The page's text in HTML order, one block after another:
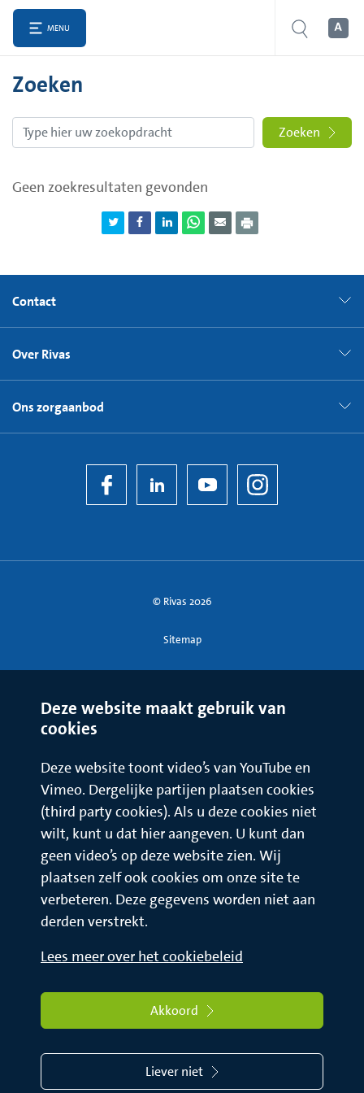
MENU
Zoeken
Zoeken
Geen zoekresultaten gevonden
Contact
Over Rivas
Ons zorgaanbod
© Rivas 2026
Sitemap
Deze website maakt gebruik van
cookies
Deze website toont video’s van YouTube en
Vimeo. Dergelijke partijen plaatsen cookies
(third party cookies). Als u deze cookies niet
wilt, kunt u dat hier aangeven. U kunt dan
geen video’s op deze website zien. Wij
plaatsen zelf ook cookies om onze site te
verbeteren. Deze gegevens worden niet aan
derden verstrekt.
Lees meer over het cookiebeleid
Akkoord
Liever niet